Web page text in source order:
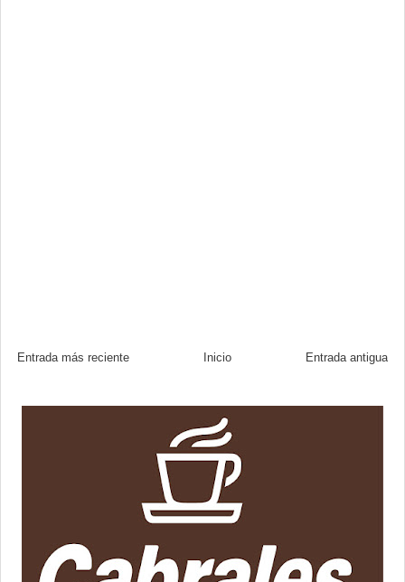
Entrada más reciente Entrada antigua
Inicio